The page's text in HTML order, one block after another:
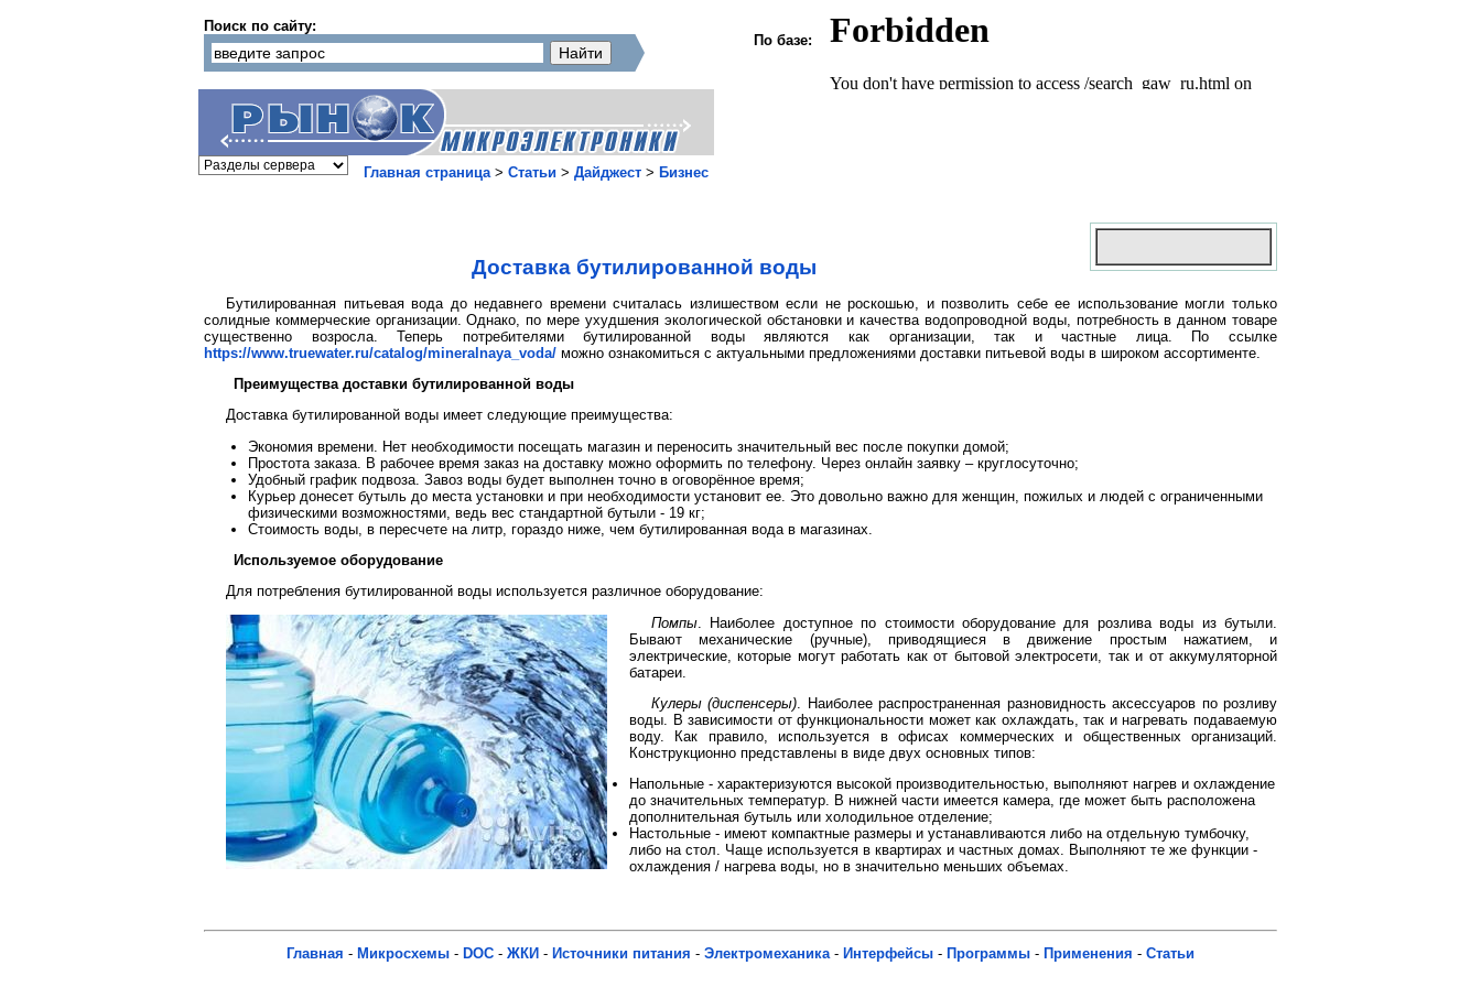
Поиск по сайту:
По базе:
Главная страница> Статьи > Дайджест > Бизнес
Доставка бутилированной воды
Бутилированная питьевая вода до недавнего времени считалась излишеством если не роскошью, и позволить себе ее использование могли только
солидные коммерческие организации. Однако, по мере ухудшения экологической обстановки и качества водопроводной воды, потребность в данном товаре
существенно возросла. Теперь потребителями бутилированной воды являются как организации, так и частные лица. По ссылке
https://www.truewater.ru/catalog/mineralnaya_voda/ можно ознакомиться с актуальными предложениями доставки питьевой воды в широком ассортименте.
Преимущества доставки бутилированной воды
Доставка бутилированной воды имеет следующие преимущества:
Экономия времени. Нет необходимости посещать магазин и переносить значительный вес после покупки домой;
Простота заказа. В рабочее время заказ на доставку можно оформить по телефону. Через онлайн заявку – круглосуточно;
Удобный график подвоза. Завоз воды будет выполнен точно в оговорённое время;
Курьер донесет бутыль до места установки и при необходимости установит ее. Это довольно важно для женщин, пожилых и людей с ограниченными
физическими возможностями, ведь вес стандартной бутыли - 19 кг;
Стоимость воды, в пересчете на литр, гораздо ниже, чем бутилированная вода в магазинах.
Используемое оборудование
Для потребления бутилированной воды используется различное оборудование:
Помпы . Наиболее доступное по стоимости оборудование для розлива воды из бутыли.
Бывают механические (ручные), приводящиеся в движение простым нажатием, и
электрические, которые могут работать как от бытовой электросети, так и от аккумуляторной
батареи.
Кулеры (диспенсеры). Наиболее распространенная разновидность аксессуаров по розливу
воды. В зависимости от функциональности может как охлаждать, так и нагревать подаваемую
воду. Как правило, используется в офисах коммерческих и общественных организаций.
Конструкционно представлены в виде двух основных типов:
Напольные - характеризуются высокой производительностью, выполняют нагрев и охлаждение
до значительных температур. В нижней части имеется камера, где может быть расположена
дополнительная бутыль или холодильное отделение;
Настольные - имеют компактные размеры и устанавливаются либо на отдельную тумбочку,
либо на стол. Чаще используется в квартирах и частных домах. Выполняют те же функции -
охлаждения / нагрева воды, но в значительно меньших объемах.
Главная - Микросхемы - DOC - ЖКИ - Источники питания - Электромеханика- Интерфейсы - Программы - Применения - Статьи